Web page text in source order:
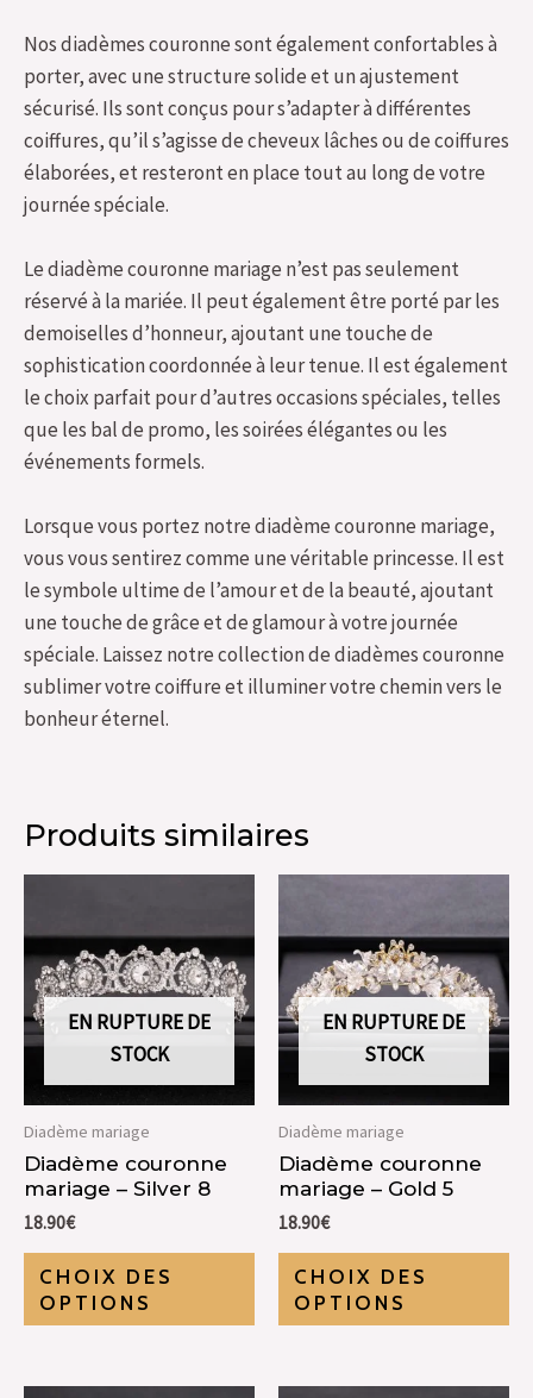
Nos diadèmes couronne sont également confortables à
porter, avec une structure solide et un ajustement
sécurisé. Ils sont conçus pour s’adapter à différentes
coiffures, qu’il s’agisse de cheveux lâches ou de coiffures
élaborées, et resteront en place tout au long de votre
journée spéciale.
Le diadème couronne mariage n’est pas seulement
réservé à la mariée. Il peut également être porté par les
demoiselles d’honneur, ajoutant une touche de
sophistication coordonnée à leur tenue. Il est également
le choix parfait pour d’autres occasions spéciales, telles
que les bal de promo, les soirées élégantes ou les
événements formels.
Lorsque vous portez notre diadème couronne mariage,
vous vous sentirez comme une véritable princesse. Il est
le symbole ultime de l’amour et de la beauté, ajoutant
une touche de grâce et de glamour à votre journée
spéciale. Laissez notre collection de diadèmes couronne
sublimer votre coiffure et illuminer votre chemin vers le
bonheur éternel.
Produits similaires
EN RUPTURE DE
STOCK
Diadème mariage
Diadème couronne
mariage – Silver 8
18.90€
CHOIX DES
OPTIONS
EN RUPTURE DE
STOCK
Diadème mariage
Diadème couronne
mariage – Gold 5
18.90€
CHOIX DES
OPTIONS